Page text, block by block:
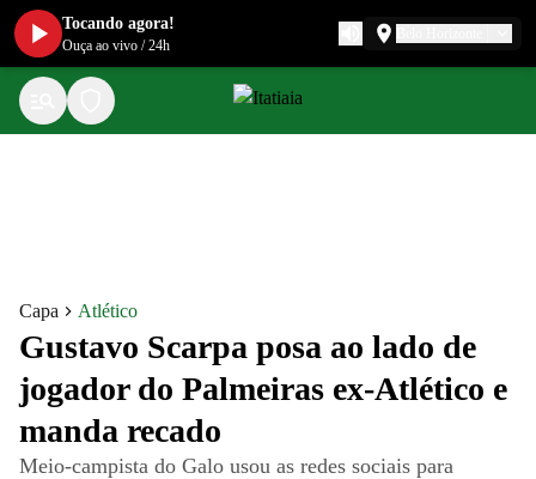
Capa Atlético
Gustavo Scarpa posa ao lado de
jogador do Palmeiras ex-Atlético e
manda recado
Meio-campista do Galo usou as redes sociais para
Tocando agora!
Ouça ao vivo /24h